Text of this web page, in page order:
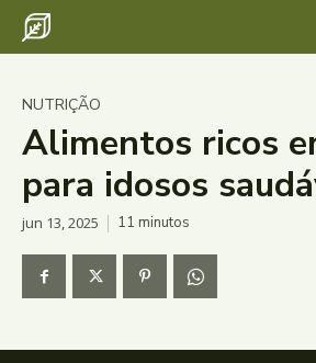
NUTRIÇÃO
Alimentos ricos
para idosos
jun 13, 2025 11 minutos